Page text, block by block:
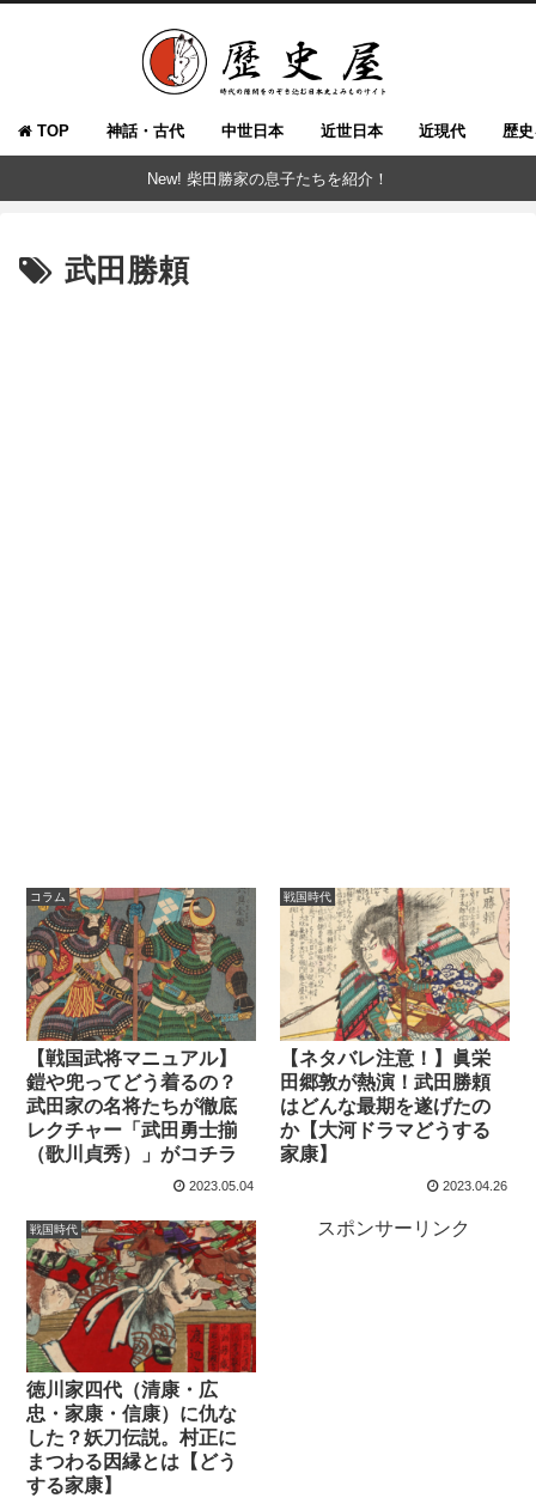
TOP 神話・古代 中世日本 近世日本 近現代 歴
New! 柴田勝家の息子たちを紹介！
武田勝頼
コラム
【戦国武将マニュアル】
鎧や兜ってどう着るの？
武田家の名将たちが徹底
レクチャー「武田勇士揃
（歌川貞秀）」がコチラ
2023.05.04
戦国時代
【ネタバレ注意！】眞栄
田郷敦が熱演！武田勝頼
はどんな最期を遂げたの
か【大河ドラマどうする
家康】
2023.04.26
戦国時代
徳川家四代（清康・広
忠・家康・信康）に仇な
した？妖刀伝説。村正に
まつわる因縁とは【どう
する家康】
スポンサーリンク